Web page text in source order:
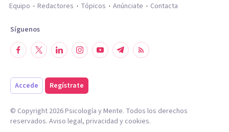
Equipo
Redactores Tópicos Anúnciate Contacta
Síguenos
Accede Regístrate
© Copyright 2026Psicología y Mente. Todos los derechos
reservados. Aviso legal, privacidad y cookies.